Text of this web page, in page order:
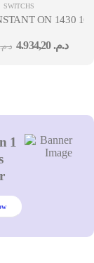
SWITCHS
ON 1430
د.م. د.م.4.934,20
1